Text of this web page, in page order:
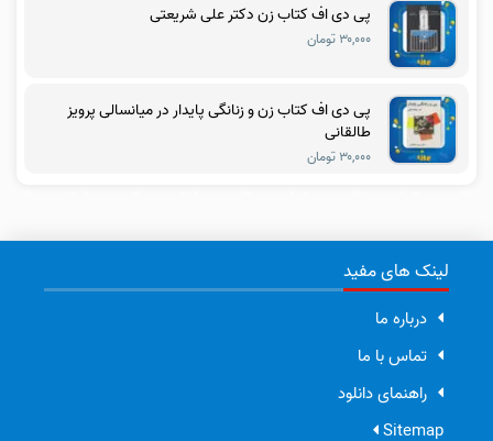
پی دی اف کتاب زن دکتر علی شریعتی
۳۰,۰۰۰ تومان
پی دی اف کتاب زن و زنانگی پایدار در میانسالی پرویز
طالقانی
۳۰,۰۰۰ تومان
لینک های مفید
درباره ما
تماس با ما
راهنمای دانلود
Sitemap